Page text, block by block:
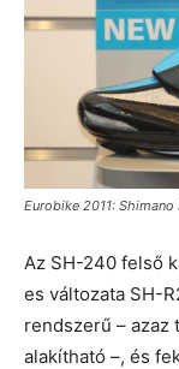
Eurobike 2011: Shimano
Az SH-240 felső
es változata SH-
rendszerű –
alakítható –, és